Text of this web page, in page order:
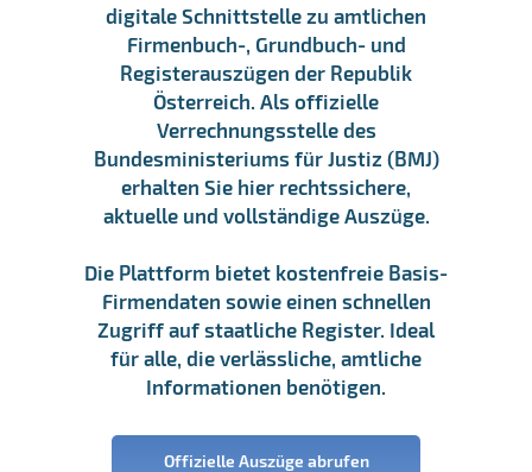
digitale Schnittstelle zu amtlichen
Firmenbuch-, Grundbuch- und
Registerauszügen der Republik
Österreich. Als offizielle
Verrechnungsstelle des
Bundesministeriums für Justiz (BMJ)
erhalten Sie hier rechtssichere,
aktuelle und vollständige Auszüge.
Die Plattform bietet kostenfreie Basis-
Firmendaten sowie einen schnellen
Zugriff auf staatliche Register. Ideal
für alle, die verlässliche, amtliche
Informationen benötigen.
Offizielle Auszüge abrufen